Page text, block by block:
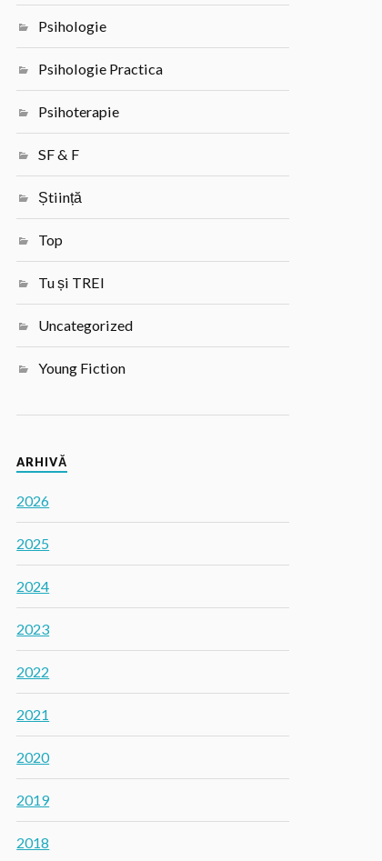
Psihologie
Psihologie Practica
Psihoterapie
SF & F
Știință
Top
Tu și TREI
Uncategorized
Young Fiction
ARHIVĂ
2026
2025
2024
2023
2022
2021
2020
2019
2018